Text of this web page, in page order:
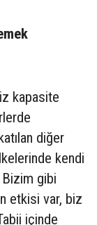
kapasite
diğer
kendi
Bizim gibi
etkisi var, biz
içinde